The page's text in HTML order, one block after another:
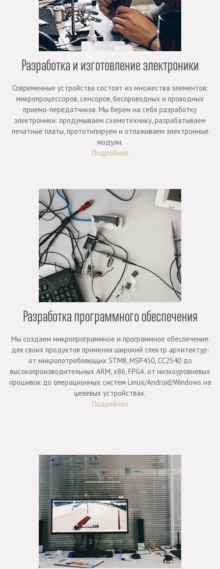
Разработка и изготовление электроники
Современные устройства состоят из множества элементов:
микропроцессоров, сенсоров, беспроводных и проводных
приемо-передатчиков. Мы берем на себя разработку
электроники: продумываем схемотехнику, разрабатываем
печатные платы, прототипируем и отлаживаем электронные
модули.
Подробнее
Разработка программного обеспечения
Мы создаем микропрограммное и программное обеспечение
для своих продуктов применяя широкий спектр архитектур:
от микропотребляющих STM8, MSP430, CC2540 до
высокопроизводительных ARM, x86, FPGA, от низкоуровневых
прошивок до операционных систем Linux/Android/Windows на
целевых устройствах.
Подробнее